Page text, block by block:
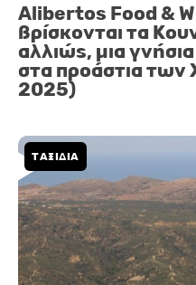
Alibertos Food &
βρίσκονται τα
αλλιώς, μια
στα προάστια
2025)
ΤΑΞΙΔΙΑ